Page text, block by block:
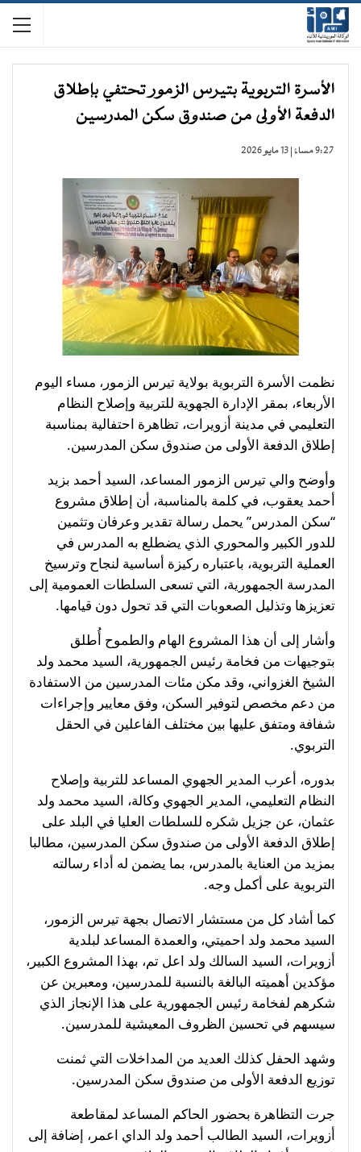
الأسرة التربوية بتيرس الزمور تحتفي بإطلاق
الدفعة الأولى من صندوق سكن المدرسين
9:27 مساءً | 13 مايو 2026
نظمت الأسرة التربوية بولاية تيرس الزمور، مساء اليوم
الأربعاء، بمقر الإدارة الجهوية للتربية وإصلاح النظام
التعليمي في مدينة أزويرات، تظاهرة احتفالية بمناسبة
إطلاق الدفعة الأولى من صندوق سكن المدرسين.
وأوضح والي تيرس الزمور المساعد، السيد أحمد بزيد
أحمد يعقوب، في كلمة بالمناسبة، أن إطلاق مشروع
“سكن المدرس” يحمل رسالة تقدير وعرفان وتثمين
للدور الكبير والمحوري الذي يضطلع به المدرس في
العملية التربوية، باعتباره ركيزة أساسية لنجاح وترسيخ
المدرسة الجمهورية، التي تسعى السلطات العمومية إلى
تعزيزها وتذليل الصعوبات التي قد تحول دون قيامها.
وأشار إلى أن هذا المشروع الهام والطموح أُطلق
بتوجيهات من فخامة رئيس الجمهورية، السيد محمد ولد
الشيخ الغزواني، وقد مكن مئات المدرسين من الاستفادة
من دعم مخصص لتوفير السكن، وفق معايير وإجراءات
شفافة ومتفق عليها بين مختلف الفاعلين في الحقل
التربوي.
بدوره، أعرب المدير الجهوي المساعد للتربية وإصلاح
النظام التعليمي، المدير الجهوي وكالة، السيد محمد ولد
عثمان، عن جزيل شكره للسلطات العليا في البلد على
إطلاق الدفعة الأولى من صندوق سكن المدرسين، مطالبا
بمزيد من العناية بالمدرس، بما يضمن له أداء رسالته
التربوية على أكمل وجه.
كما أشاد كل من مستشار الاتصال بجهة تيرس الزمور،
السيد محمد ولد احميتي، والعمدة المساعد لبلدية
أزويرات، السيد السالك ولد اعل تم، بهذا المشروع الكبير،
مؤكدين أهميته البالغة بالنسبة للمدرسين، ومعبرين عن
شكرهم لفخامة رئيس الجمهورية على هذا الإنجاز الذي
سيسهم في تحسين الظروف المعيشية للمدرسين.
وشهد الحفل كذلك العديد من المداخلات التي ثمنت
توزيع الدفعة الأولى من صندوق سكن المدرسين.
جرت التظاهرة بحضور الحاكم المساعد لمقاطعة
أزويرات، السيد الطالب أحمد ولد الداي اعمر، إضافة إلى